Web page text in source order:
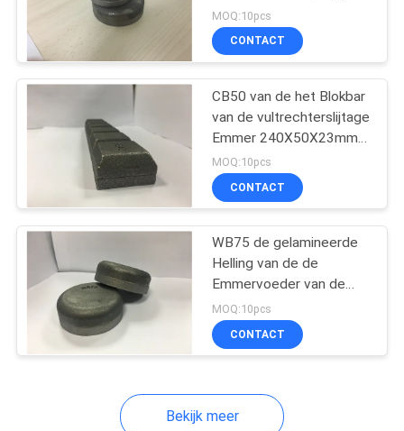
emmerbescherming
Half pijl en segment
gegooid
MOQ:10pcs
CONTACT
CB50 van de het Blokbar
van de vultrechterslijtage
Emmer 240X50X23mm
Wit Ijzer
MOQ:10pcs
CONTACT
WB75 de gelamineerde
Helling van de de
Emmervoeder van de
Blokbar 75X27 0.8kg
MOQ:10pcs
CONTACT
Bekijk meer